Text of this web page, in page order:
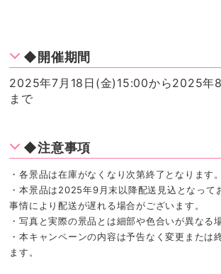
◆開催期間
2025年7月18日(金)15:00から2025年
まで
◆注意事項
・各景品は在庫がなくなり次第終了となります。
・本景品は2025年9月末以降配送見込となって
事情により配送が遅れる場合がございます。
・写真と実際の景品とは細部や色合いが異なる
・本キャンペーンの内容は予告なく変更または
ます。